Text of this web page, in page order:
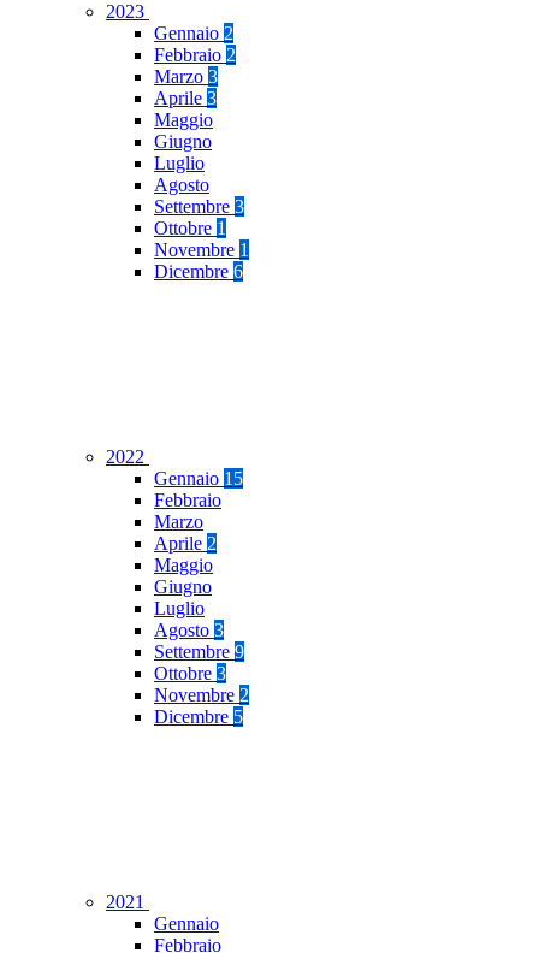
2023
Gennaio 2
Febbraio 2
Marzo 3
Aprile 3
Maggio
Giugno
Luglio
Agosto
Settembre 3
Ottobre 1
Novembre 1
Dicembre 6
2022
Gennaio 15
Febbraio
Marzo
Aprile 2
Maggio
Giugno
Luglio
Agosto 3
Settembre 9
Ottobre 3
Novembre 2
Dicembre 5
2021
Gennaio
Febbraio